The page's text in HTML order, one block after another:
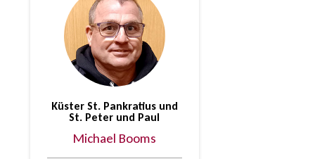
Küster St. Pankratius und
St. Peter und Paul
Michael Booms